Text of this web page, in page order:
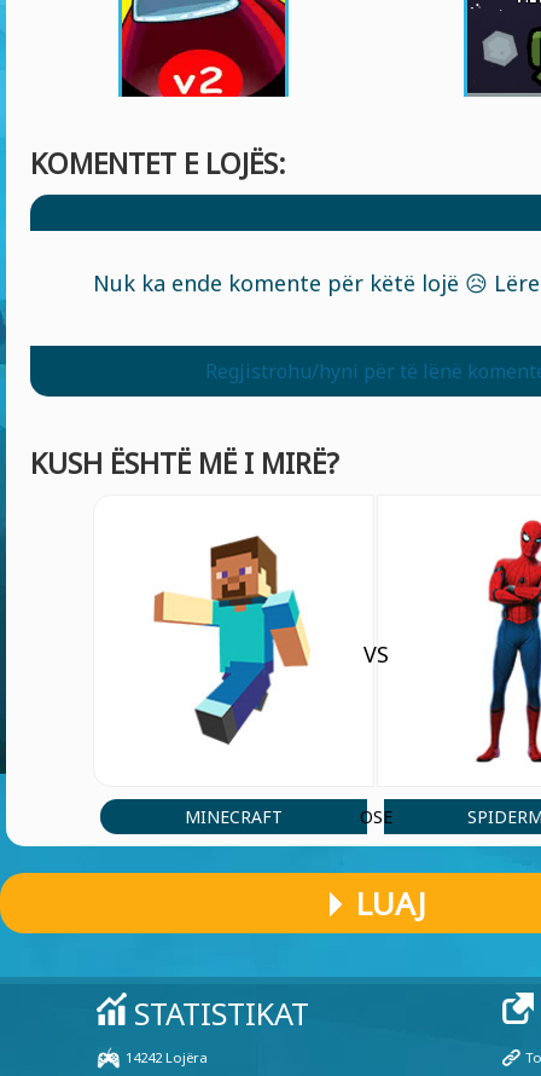
KOMENTET E LOJËS:
Nuk ka ende komente për këtë lojë 😥
Regjistrohu/hyni për të lënë
KUSH ËSHTË MË I MIRË?
MINECRAFT
VS
OSE
LUAJ